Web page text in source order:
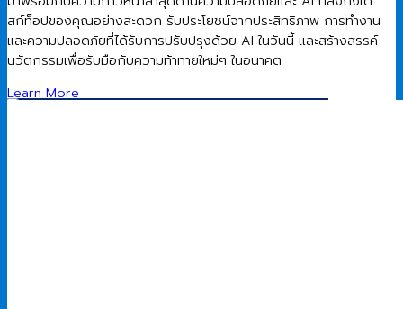
สก์ท็อปของคุณอย่างสะดวก รับประโยชน์จากประสิทธิภาพ การทำงาน
และความปลอดภัยที่ได้รับการปรับปรุงด้วย AI ในวันนี้ และสร้างสรรค์
นวัตกรรมเพื่อรับมือกับความท้าทายใหม่ๆ ในอนาคต
Learn More